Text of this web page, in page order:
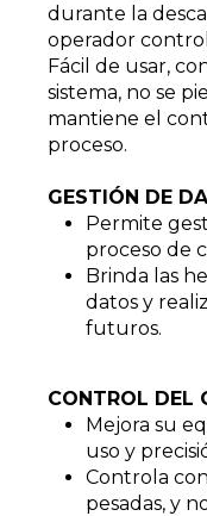
durante la
operador
Fácil de usar,
sistema, no se
mantiene el
proceso.
GESTIÓN DE
Permite
proceso de
Brinda las
datos y
futuros.
CONTROL DEL
Mejora su
uso y
Controla
pesadas, y